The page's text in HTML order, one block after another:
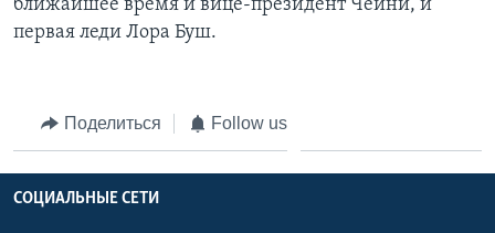
ближайшее время и вице-президент Чейни, и
первая леди Лора Буш.
Поделиться Follow us
СОЦИАЛЬНЫЕ СЕТИ